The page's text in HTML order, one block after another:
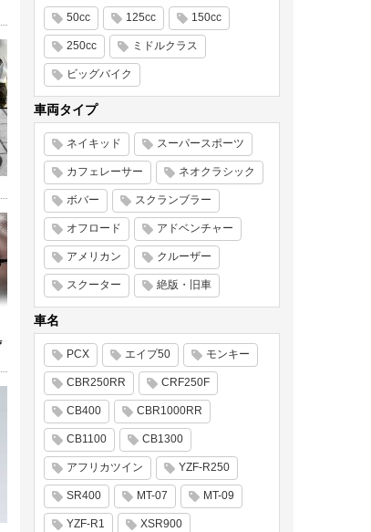
50cc 125cc 150cc
250cc ミドルクラス
ビッグバイク
車両タイプ
ネイキッド スーパースポーツ
カフェレーサー ネオクラシック
ボバー スクランブラー
オフロード アドベンチャー
アメリカン クルーザー
スクーター 絶版・旧車
車名
PCX エイプ50 モンキー
CBR250RR CRF250F
CB400 CBR1000RR
CB1100 CB1300
アフリカツイン YZF-R250
SR400 MT-07 MT-09
YZF-R1 XSR900